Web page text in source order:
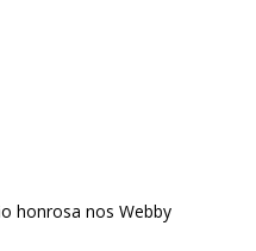
honrosa nos Webby